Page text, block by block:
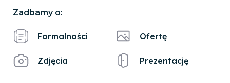
Zadbamy o:
Formalności
Zdjęcia
Ofertę
Prezentację